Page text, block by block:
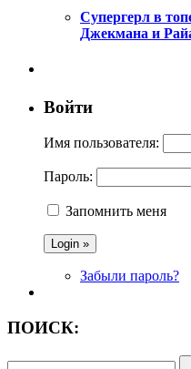
Супергерл в
Джекмана и
Войти
Имя пользователя:
Пароль:
Запомнить меня
Забыли пароль?
ПОИСК: